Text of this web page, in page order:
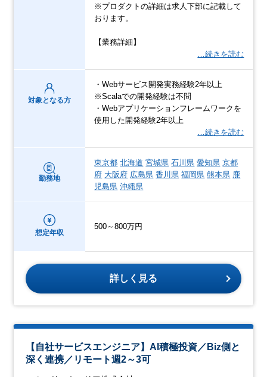
※プロダクトの詳細は求人下部に記載して
おります。
【業務詳細】
…続きを読む
対象となる方
・Webサービス開発実務経験2年以上
※Scalaでの開発経験は不問
・Webアプリケーションフレームワークを
使用した開発経験2年以上
…続きを読む
勤務地
東京都 北海道 宮城県 石川県 愛知県 京都
府 大阪府 広島県 香川県 福岡県 熊本県 鹿
児島県 沖縄県
想定年収
500～800万円
詳しく見る
【自社サービスエンジニア】AI積極投資／Biz側と
深く連携／リモート週2～3可